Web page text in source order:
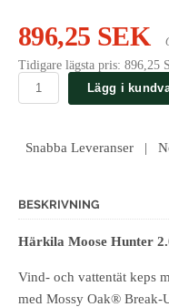
896,25 SEK
Tidigare lägsta pris: 896,25
Lägg i
Snabba Leveranser |
BESKRIVNING
Härkila Moose Hunter
Vind- och vattentät keps
med Mossy Oak®